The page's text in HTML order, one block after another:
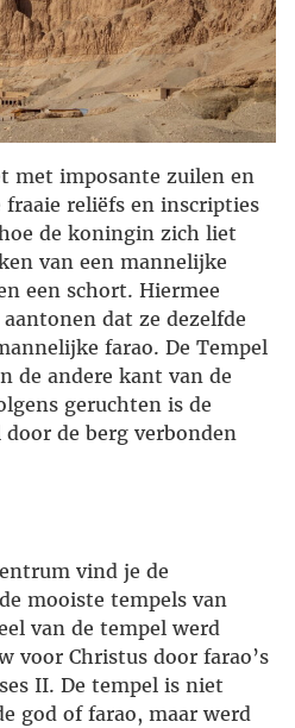
met imposante zuilen en
reliëfs en inscripties
de koningin zich liet
van een mannelijke
een schort. Hiermee
dat ze dezelfde
farao. De Tempel
de andere kant van de
geruchten is de
de berg verbonden
vind je de
mooiste tempels van
van de tempel werd
voor Christus door farao’s
II. De tempel is niet
god of farao, maar werd